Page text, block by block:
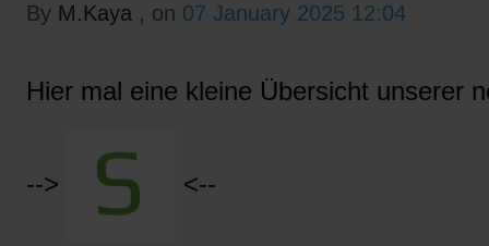
By M.Kaya , on 07 January 2025 12:04
Hier mal eine kleine Übersicht unserer
--> <--